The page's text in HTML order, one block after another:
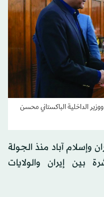
الداخلية الباكستاني محسن
وإسلام آباد منذ الجولة
بين إيران والولايات